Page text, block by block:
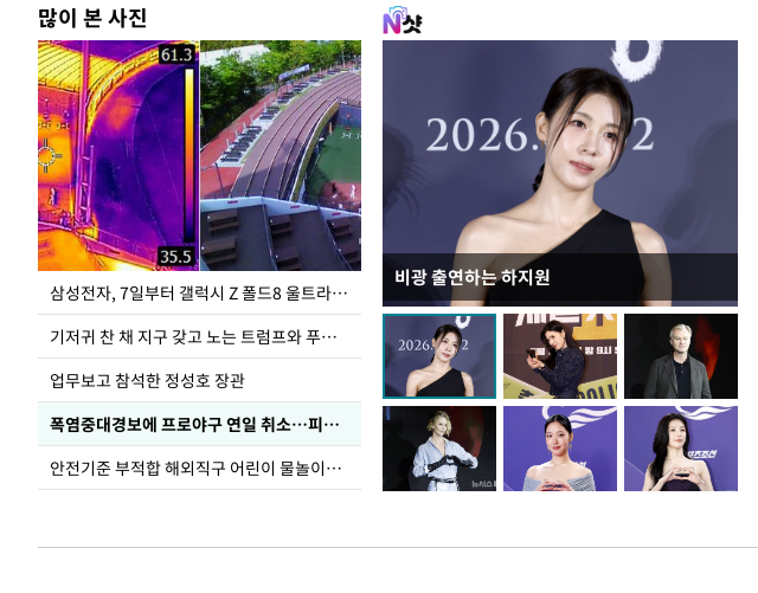
많이 본 사진
삼성전자, 7일부터 갤럭시 Z 폴드8 울트라·폴드8·플립8 출시
기저귀 찬 채 지구 갖고 노는 트럼프와 푸틴 형상 미로
업무보고 참석한 정성호 장관
폭염중대경보에 프로야구 연일 취소…피칭 연습장 '52도'
안전기준 부적합 해외직구 어린이 물놀이용품 판매 중단 요청한 서울시
비광 출연하는 하지원
이재명 대통령, "수사·기소 분리 관련 대비책 최
선 다해 강구해야"